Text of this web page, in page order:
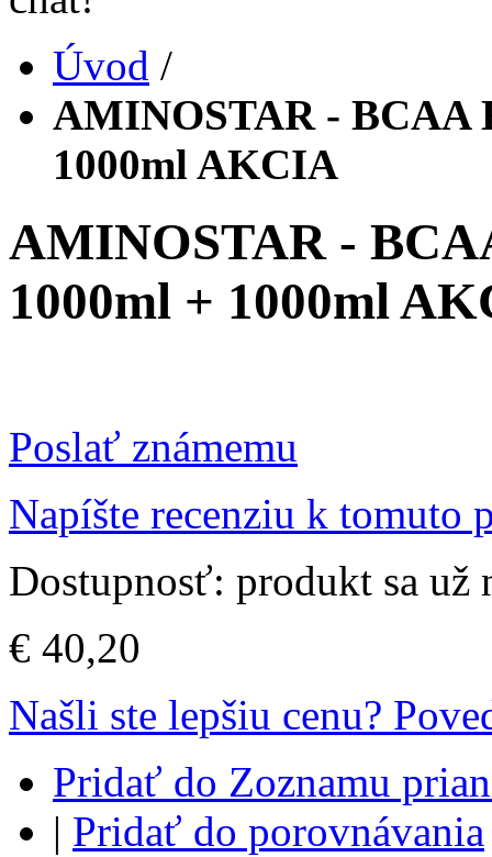
Úvod /
AMINOSTAR - BCAA
1000ml AKCIA
AMINOSTAR -
1000ml + 1000ml
Poslať známemu
Napíšte recenziu k tomuto
Dostupnosť: produkt sa už
€ 40,20
Našli ste lepšiu cenu?
Pridať do Zoznamu
| Pridať do porovnávania